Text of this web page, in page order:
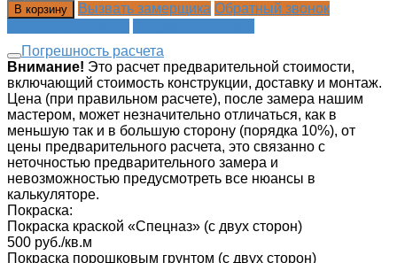
В корзину Вызвать замерщика Обратный звонок
Погрешность расчета
Внимание! Это расчет предварительной стоимости,
включающий стоимость конструкции, доставку и монтаж.
Цена (при правильном расчете), после замера нашим
мастером, может незначительно отличаться, как в
меньшую так и в большую сторону (порядка 10%), от
цены предварительного расчета, это связанно с
неточностью предварительного замера и
невозможностью предусмотреть все нюансы в
калькуляторе.
Покраска:
Покраска краской «‎Спецназ» (с двух сторон)
500 руб./кв.м
Покраска порошковым грунтом (с двух сторон)